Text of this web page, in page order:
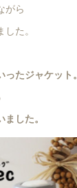
がら
た。
たジャケット。
した。